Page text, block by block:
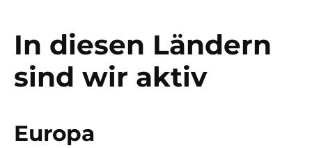
In diesen Ländern
sind wir aktiv
Europa